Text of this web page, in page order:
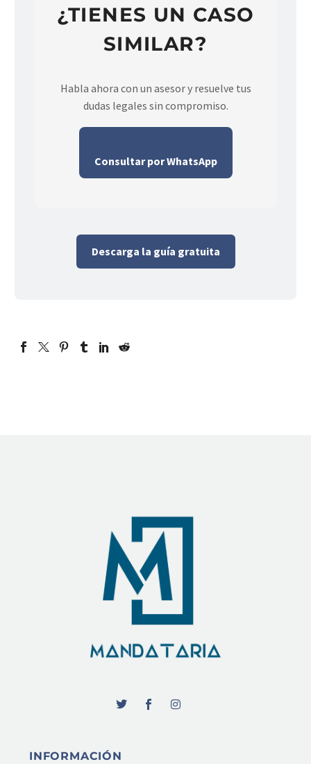
¿TIENES UN CASO
SIMILAR?
Habla ahora con un asesor y resuelve tus
dudas legales sin compromiso.
Consultar por WhatsApp
Descarga la guía gratuita
INFORMACIÓN